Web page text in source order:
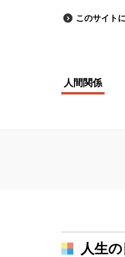
このサイト
人間関係
人生